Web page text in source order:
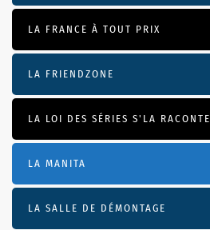
LA FRANCE À TOUT PRIX
LA FRIENDZONE
LA LOI DES SÉRIES S'LA RACONTE
LA MANITA
LA SALLE DE DÉMONTAGE